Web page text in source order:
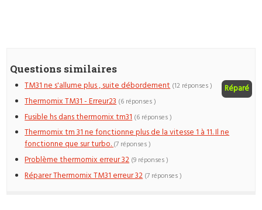
Questions similaires
TM31 ne s'allume plus , suite débordement Réparé
(12 réponses )
Thermomix TM31 - Erreur23 (6 réponses )
Fusible hs dans thermomix tm31 (6 réponses )
Thermomix tm 31 ne fonctionne plus de la vitesse 1 à 11. Il ne
fonctionne que sur turbo.(7 réponses )
Problème thermomix erreur 32 (9 réponses )
Réparer Thermomix TM31 erreur 32 (7 réponses )